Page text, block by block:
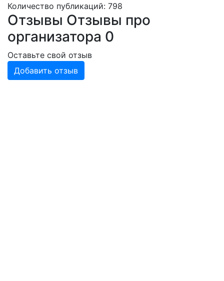
Количество публикаций: 798
Отзывы Отзывы про
организатора 0
Оставьте свой отзыв
Добавить отзыв